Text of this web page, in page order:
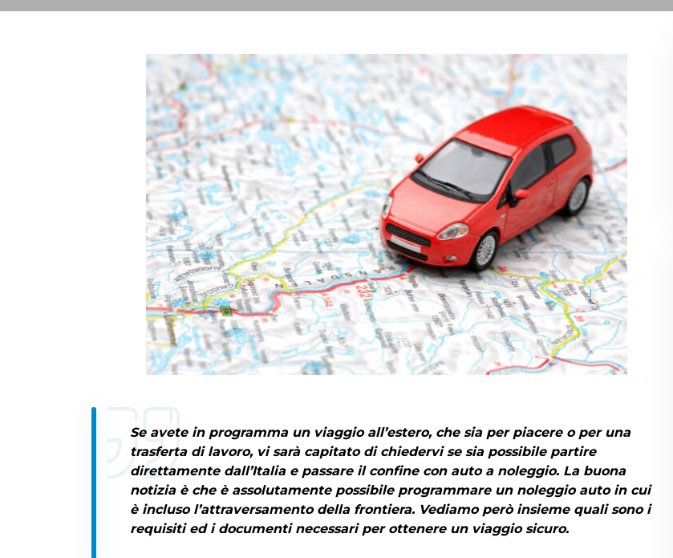
Se avete in programma un viaggio all’estero, che sia per piacere o per una
trasferta di lavoro, vi sarà capitato di chiedervi se sia possibilepartire
direttamente dall’Italia e passare il confine con auto a noleggio. La buona
notizia è che è assolutamente possibile programmare un noleggio auto in cui
è incluso l’attraversamento della frontiera. Vediamo però insieme quali sono i
requisiti ed i documenti necessari per ottenere un viaggio sicuro.